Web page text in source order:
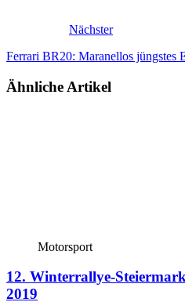
Nächster
Ferrari BR20: Maranellos jüngstes
Ähnliche Artikel
Motorsport
12. Winterrallye-
2019